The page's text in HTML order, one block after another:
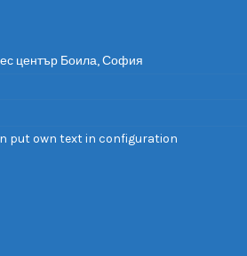
център Боила, София
put own text in configuration